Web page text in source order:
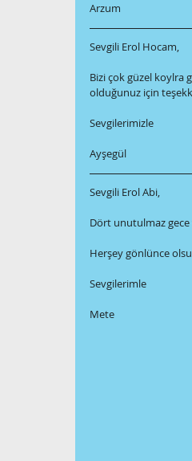
Arzum
Sevgili Erol Hocam,
Bizi çok güzel koylra
olduğunuz için
Sevgilerimizle
Ayşegül
Sevgili Erol Abi,
Dört unutulmaz gece
Herşey gönlünce
Sevgilerimle
Mete